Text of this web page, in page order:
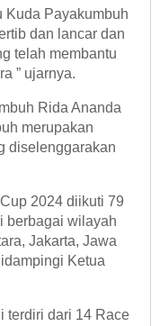
Kuda Payakumbuh
dan lancar dan
telah membantu
” ujarnya.
Rida Ananda
merupakan
diselenggarakan
2024 diikuti 79
berbagai wilayah
Jakarta, Jawa
Ketua
terdiri dari 14 Race